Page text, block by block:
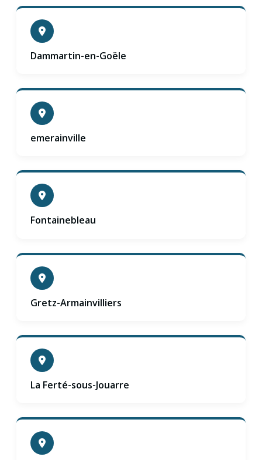
Dammartin-en-Goële
emerainville
Fontainebleau
Gretz-Armainvilliers
La Ferté-sous-Jouarre